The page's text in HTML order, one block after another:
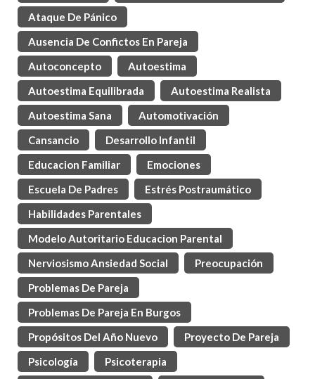
Ataque De Pánico
Ausencia De Confictos En Pareja
Autoconcepto
Autoestima
Autoestima Equilibrada
Autoestima Realista
Autoestima Sana
Automotivación
Cansancio
Desarrollo Infantil
Educacion Familiar
Emociones
Escuela De Padres
Estrés Postraumático
Habilidades Parentales
Modelo Autoritario Educacion Parental
Nerviosismo Ansiedad Social
Preocupación
Problemas De Pareja
Problemas De Pareja En Burgos
Propósitos Del Año Nuevo
Proyecto De Pareja
Psicología
Psicoterapia